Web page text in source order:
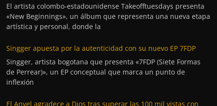
El artista colombo-estadounidense Takeofftuesdays presenta
«New Beginnings», un álbum que representa una nueva etapa
artística y personal, donde la
Singger apuesta por la autenticidad con su nuevo EP 7FDP
Singger, artista bogotana que presenta «7FDP (Siete Formas
de Perrear)», un EP conceptual que marca un punto de
inflexión
El Anyel agradece a Dios tras superar las 100 mil vistas con